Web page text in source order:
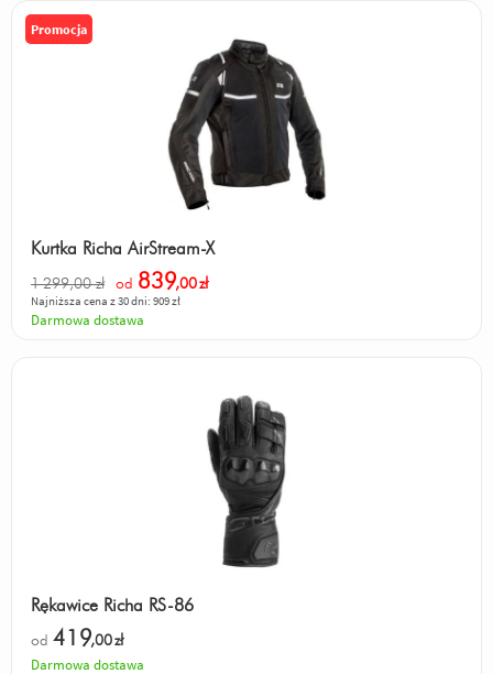
Promocja
Kurtka Richa AirStream-X
1 299,00 zł od 839,00zł
Najniższa cena z 30 dni: 909 zł
Darmowa dostawa
Rękawice Richa RS-86
od 419,00zł
Darmowa dostawa